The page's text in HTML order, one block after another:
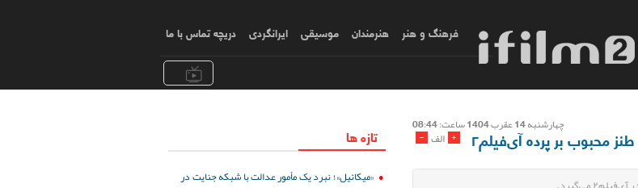
فرهنگ و هنر هنرمندان موسیقی ایرانگردی دریچه تماس با ما
چهارشنبه 14 عقرب 1404 ساعت: 08:44
- الف + محبوب بر پرده آی‌فیلم۲ تازه ها
«میکائیل»؛ نبرد یک مأمور عدالت با شبکه جنایت در